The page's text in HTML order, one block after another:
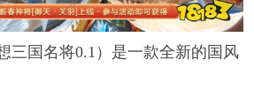
三国名将0.1）是一款全新的国风